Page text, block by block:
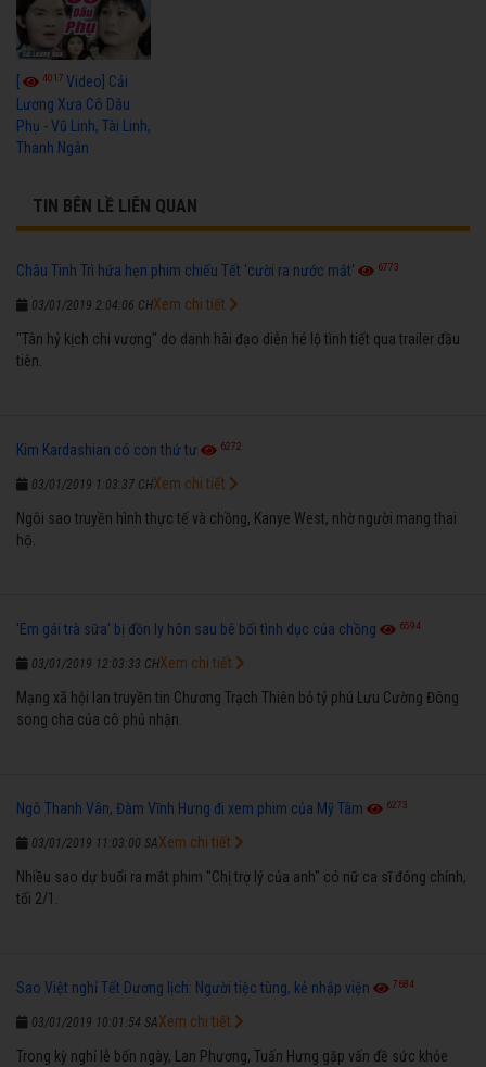
[ 4017 Video] Cải
Lương Xưa Cô Dâu
Phụ - Vũ Linh, Tài Linh,
Thanh Ngân
TIN BÊN LỀ LIÊN QUAN
Châu Tinh Trì hứa hẹn phim chiếu Tết 'cười ra nước mắt' 6773
03/01/2019 2:04:06 CH
"Tân hỷ kịch chi vương" do danh hài đạo diễn hé lộ tình tiết qua trailer đầu
tiên.
Xem chi tiết
Kim Kardashian có con thứ tư 6272
03/01/2019 1:03:37 CH
Ngôi sao truyền hình thực tế và chồng, Kanye West, nhờ người mang thai
hộ.
Xem chi tiết
'Em gái trà sữa' bị đồn ly hôn sau bê bối tình dục của chồng 6594
03/01/2019 12:03:33 CH
Mạng xã hội lan truyền tin Chương Trạch Thiên bỏ tỷ phú Lưu Cường Đông
song cha của cô phủ nhận.
Xem chi tiết
Ngô Thanh Vân, Đàm Vĩnh Hưng đi xem phim của Mỹ Tâm 6273
03/01/2019 11:03:00 SA
Nhiều sao dự buổi ra mắt phim "Chị trợ lý của anh" có nữ ca sĩ đóng chính,
tối 2/1.
Xem chi tiết
Sao Việt nghỉ Tết Dương lịch: Người tiệc tùng, kẻ nhập viện 7684
03/01/2019 10:01:54 SA
Trong kỳ nghỉ lễ bốn ngày, Lan Phương, Tuấn Hưng gặp vấn đề sức khỏe
Xem chi tiết